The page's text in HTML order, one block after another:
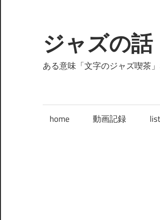
テ
ン
ツ
キ
ッ
ジャズの話
ある意味「文字のジャズ喫茶
home 動画記録 list